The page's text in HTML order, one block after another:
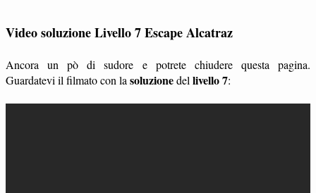
Video soluzione Livello 7 Escape Alcatraz
Ancora un pò di sudore e potrete chiudere questa pagina.
Guardatevi il filmato con la soluzionedel livello 7: